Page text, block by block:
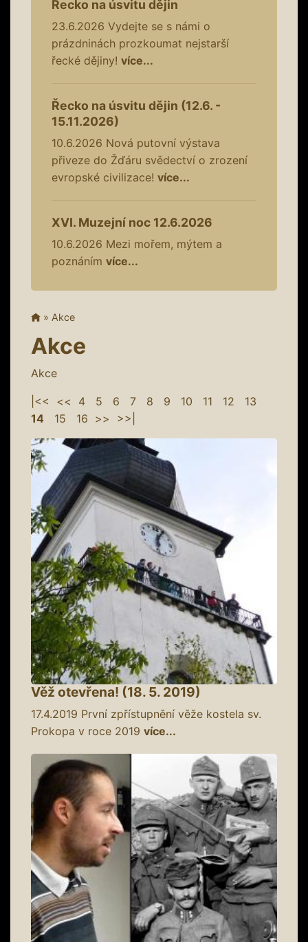
Řecko na úsvitu dějin
23.6.2026 Vydejte se s námi o
prázdninách prozkoumat nejstarší
řecké dějiny! více...
Řecko na úsvitu dějin (12.6. -
15.11.2026)
10.6.2026 Nová putovní výstava
přiveze do Žďáru svědectví o zrození
evropské civilizace! více...
XVI. Muzejní noc 12.6.2026
10.6.2026 Mezi mořem, mýtem a
poznáním více...
» Akce
Akce
Akce
|<< << 4 5 6 7 8 9 10 11 12
13
14
15 16 >> >>|
Věž otevřena! (18. 5. 2019)
17.4.2019 První zpřístupnění věže kostela sv.
Prokopa v roce 2019 více...